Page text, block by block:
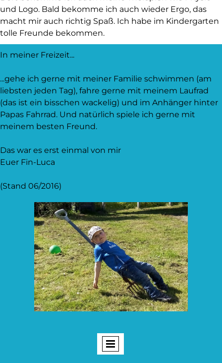
und Logo. Bald bekomme ich auch wieder Ergo, das
macht mir auch richtig Spaß. Ich habe im Kindergarten
tolle Freunde bekommen.
In meiner Freizeit...
...gehe ich gerne mit meiner Familie schwimmen (am
liebsten jeden Tag), fahre gerne mit meinem Laufrad
(das ist ein bisschen wackelig) und im Anhänger hinter
Papas Fahrrad. Und natürlich spiele ich gerne mit
meinem besten Freund.
Das war es erst einmal von mir
Euer Fin-Luca
(Stand 06/2016)